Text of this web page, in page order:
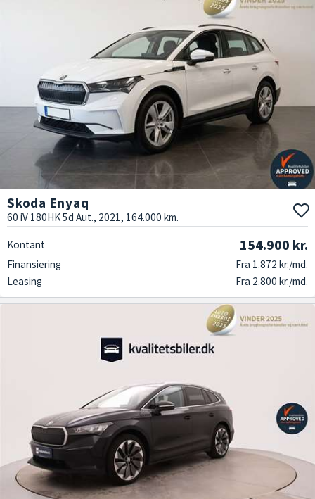
Skoda Enyaq
60 iV 180HK 5d Aut., 2021, 164.000 km.
Kontant 154.900 kr.
Finansiering
Fra 1.872 kr./md.
Leasing
Fra 2.800 kr./md.